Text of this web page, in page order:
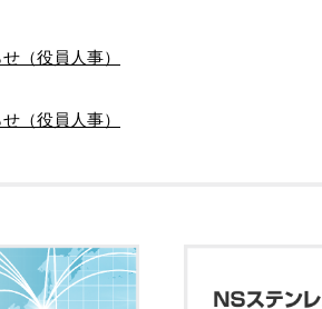
（役員人事）
（役員人事）